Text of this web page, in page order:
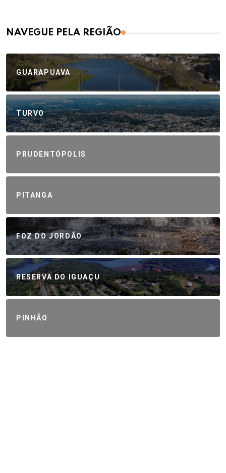
NAVEGUE PELA REGIÃO
GUARAPUAVA
TURVO
PRUDENTÓPOLIS
PITANGA
FOZ DO JORDÃO
RESERVA DO IGUAÇU
PINHÃO